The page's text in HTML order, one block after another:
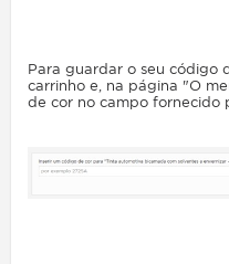
Para guardar o seu código
carrinho e, na página "O
de cor no campo fornecido